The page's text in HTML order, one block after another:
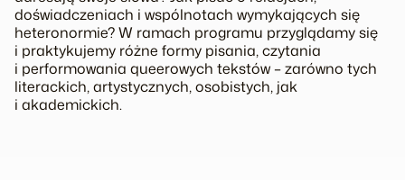
doświadczeniach i wspólnotach wymykających się
heteronormie? W ramach programu przyglądamy się
i praktykujemy różne formy pisania, czytania
i performowania queerowych tekstów – zarówno tych
literackich, artystycznych, osobistych, jak
i akademickich.